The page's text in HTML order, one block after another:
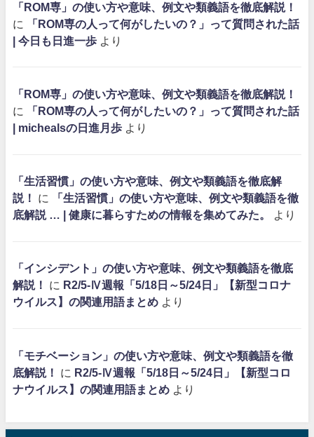
「ROM専」の使い方や意味、例文や類義語を徹底解説！
に
「ROM専の人って何がしたいの？」って質問された話
| 今日も日進一歩 より
「ROM専」の使い方や意味、例文や類義語を徹底解説！
に
「ROM専の人って何がしたいの？」って質問された話
| michealsの日進月歩 より
「生活習慣」の使い方や意味、例文や類義語を徹底解
説！
に
「生活習慣」の使い方や意味、例文や類義語を徹
底解説 … | 健康に暮らすための情報を集めてみた。
より
「インシデント」の使い方や意味、例文や類義語を徹底
解説！
に R2/5-Ⅳ週報「5/18日～5/24日」【新型コロナ
ウイルス】の関連用語まとめ より
「モチベーション」の使い方や意味、例文や類義語を徹
底解説！
に R2/5-Ⅳ週報「5/18日～5/24日」【新型コロ
ナウイルス】の関連用語まとめ より